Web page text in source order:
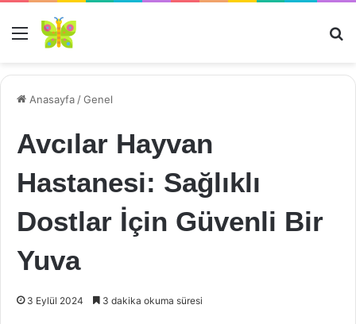
Menü
Anasayfa /Genel
Avcılar Hayvan
Hastanesi: Sağlıklı
Dostlar İçin Güvenli Bir
Yuva
3 Eylül 2024 3 dakika okuma süresi